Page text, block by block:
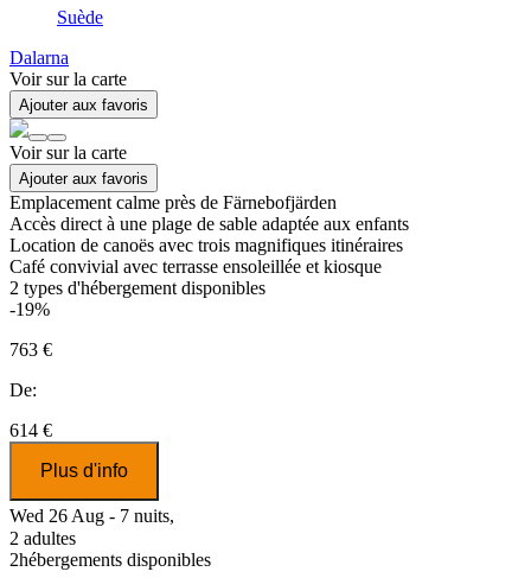
Suède
Dalarna
Voir sur la carte
Ajouter aux favoris
Voir sur la carte
Ajouter aux favoris
Emplacement calme près de Färnebofjärden
Accès direct à une plage de sable adaptée aux enfants
Location de canoës avec trois magnifiques itinéraires
Café convivial avec terrasse ensoleillée et kiosque
2 types d'hébergement disponibles
-19%
763 €
De:
614 €
Plus d'info
Wed 26 Aug - 7 nuits,
2 adultes
2hébergements disponibles